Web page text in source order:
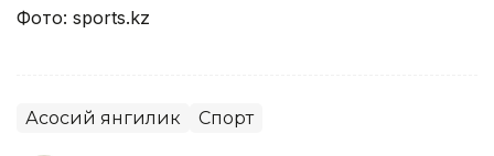
Фото: sports.kz
Асосий янгилик Спорт